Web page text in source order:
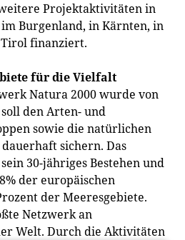
Projektaktivitäten in
Burgenland, in Kärnten, in
finanziert.
für die Vielfalt
Natura 2000 wurde von
den Arten- und
sowie die natürlichen
sichern. Das
30-jähriges Bestehen und
der europäischen
der Meeresgebiete.
Netzwerk an
Welt. Durch die Aktivitäten